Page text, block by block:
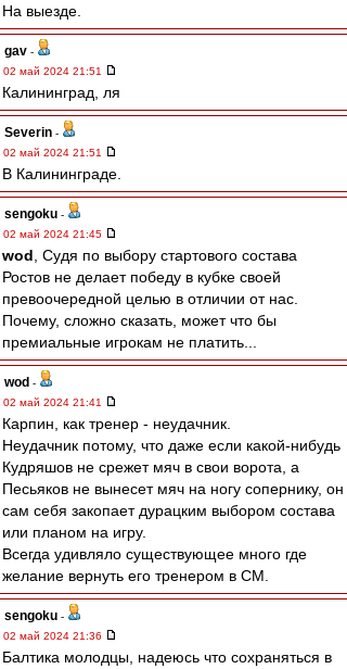
На выезде.
gav -
02 май 2024 21:51
Калининград, ля
Severin -
02 май 2024 21:51
В Калининграде.
sengoku -
02 май 2024 21:45
wod , Судя по выбору стартового состава
Ростов не делает победу в кубке своей
превоочередной целью в отличии от нас.
Почему, сложно сказать, может что бы
премиальные игрокам не платить...
wod -
02 май 2024 21:41
Карпин, как тренер - неудачник.
Неудачник потому, что даже если какой-нибудь
Кудряшов не срежет мяч в свои ворота, а
Песьяков не вынесет мяч на ногу сопернику, он
сам себя закопает дурацким выбором состава
или планом на игру.
Всегда удивляло существующее много где
желание вернуть его тренером в СМ.
sengoku -
02 май 2024 21:36
Балтика молодцы, надеюсь что сохраняться в